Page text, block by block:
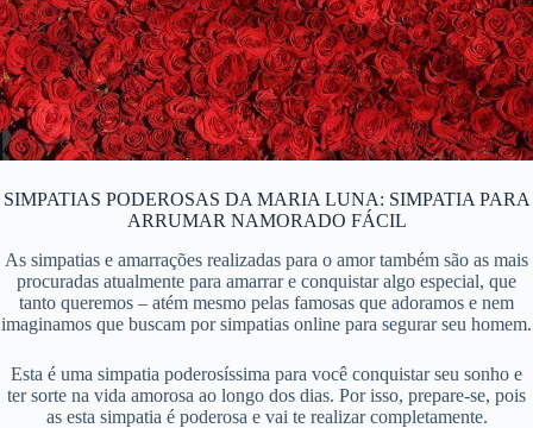
SIMPATIAS PODEROSAS DA MARIA LUNA: SIMPATIA PARA
ARRUMAR NAMORADO FÁCIL
As simpatias e amarrações realizadas para o amor também são as mais
procuradas atualmente para amarrar e conquistar algo especial, que
tanto queremos – atém mesmo pelas famosas que adoramos e nem
imaginamos que buscam por simpatias online para segurar seu homem.
Esta é uma simpatia poderosíssima para você conquistar seu sonho e
ter sorte na vida amorosa ao longo dos dias. Por isso, prepare-se, pois
as esta simpatia é poderosa e vai te realizar completamente.